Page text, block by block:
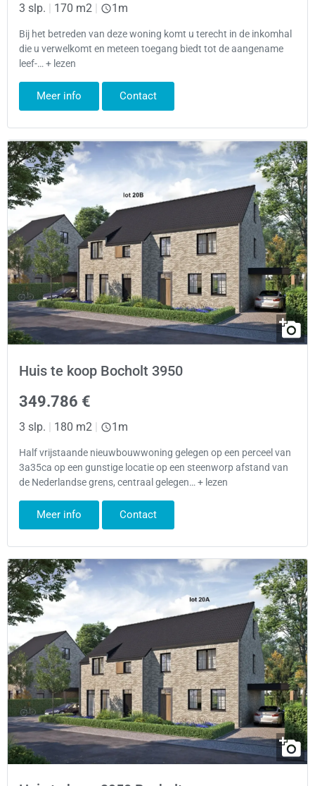
3 slp. | 170 m2 | 1m
Bij het betreden van deze woning komt u terecht in de inkomhal
die u verwelkomt en meteen toegang biedt tot de aangename
leef-… + lezen
Meer info Contact
Huis te koop Bocholt 3950
349.786 €
3 slp. | 180 m2 | 1m
Half vrijstaande nieuwbouwwoning gelegen op een perceel van
3a35ca op een gunstige locatie op een steenworp afstand van
de Nederlandse grens, centraal gelegen… + lezen
Meer info Contact